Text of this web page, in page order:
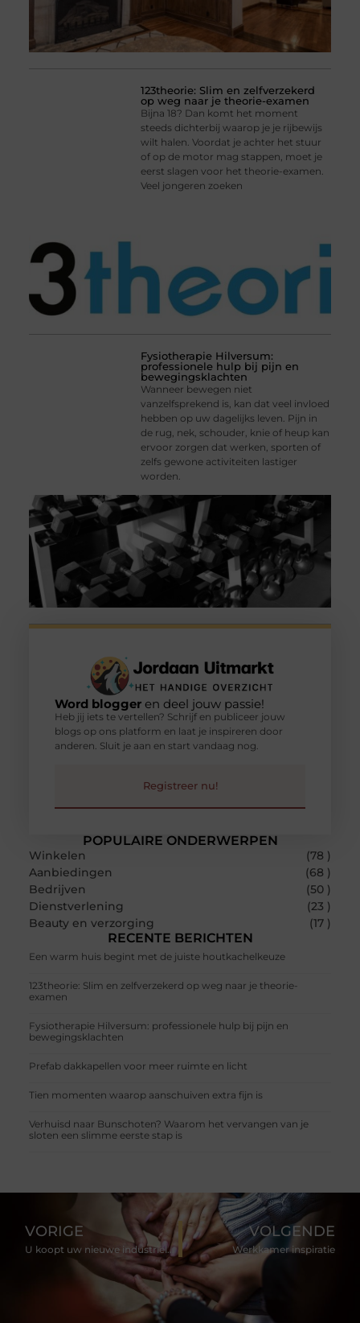
123theorie: Slim en zelfverzekerd
op weg naar je theorie-examen
Bijna 18? Dan komt het moment
steeds dichterbij waarop je je rijbewijs
wilt halen. Voordat je achter het stuur
of op de motor mag stappen, moet je
eerst slagen voor het theorie-examen.
Veel jongeren zoeken
Fysiotherapie Hilversum:
professionele hulp bij pijn en
bewegingsklachten
Wanneer bewegen niet
vanzelfsprekend is, kan dat veel invloed
hebben op uw dagelijks leven. Pijn in
de rug, nek, schouder, knie of heup kan
ervoor zorgen dat werken, sporten of
zelfs gewone activiteiten lastiger
worden.
POPULAIRE ONDERWERPEN
Winkelen
(78 )
Aanbiedingen
(68 )
Bedrijven
(50 )
Dienstverlening
(23 )
Beauty en verzorging
(17 )
RECENTE BERICHTEN
Een warm huis begint met de juiste houtkachelkeuze
123theorie: Slim en zelfverzekerd op weg naar je theorie-
examen
Fysiotherapie Hilversum: professionele hulp bij pijn en
bewegingsklachten
Prefab dakkapellen voor meer ruimte en licht
Tien momenten waarop aanschuiven extra fijn is
Verhuisd naar Bunschoten? Waarom het vervangen van je
sloten een slimme eerste stap is
Word bloggeren deel jouw passie!
Heb jij iets te vertellen? Schrijf en publiceer jouw
blogs op ons platform en laat je inspireren door
anderen. Sluit je aan en start vandaag nog.
Registreer nu!
VORIGE
U koopt uw nieuwe industriële weegschaal online
VOLGENDE
Werkkamer inspiratie